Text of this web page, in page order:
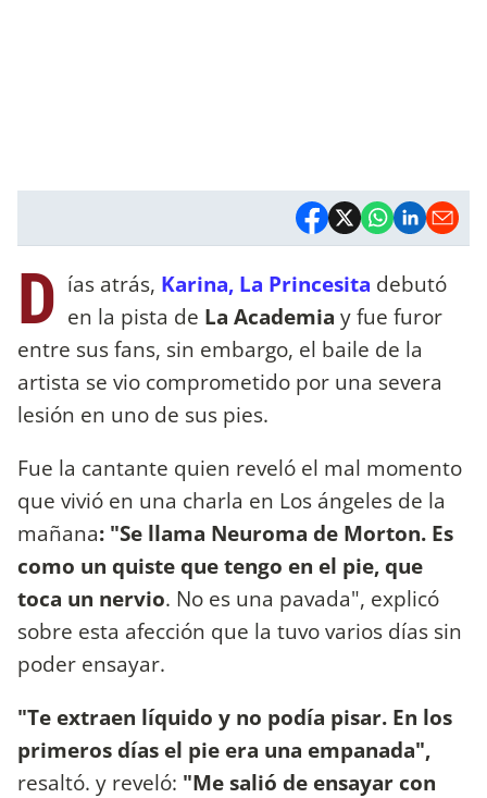
D ías atrás, Karina, La Princesita debutó
en la pista de La Academia y fue furor
entre sus fans, sin embargo, el baile de la
artista se vio comprometido por una severa
lesión en uno de sus pies.
Fue la cantante quien reveló el mal momento
que vivió en una charla en Los ángeles de la
mañana: "Se llama Neuroma de Morton. Es
como un quiste que tengo en el pie, que
toca un nervio. No es una pavada", explicó
sobre esta afección que la tuvo varios días sin
poder ensayar.
"Te extraen líquido y no podía pisar. En los
primeros días el pie era una empanada",
resaltó. y reveló: "Me salió de ensayar con